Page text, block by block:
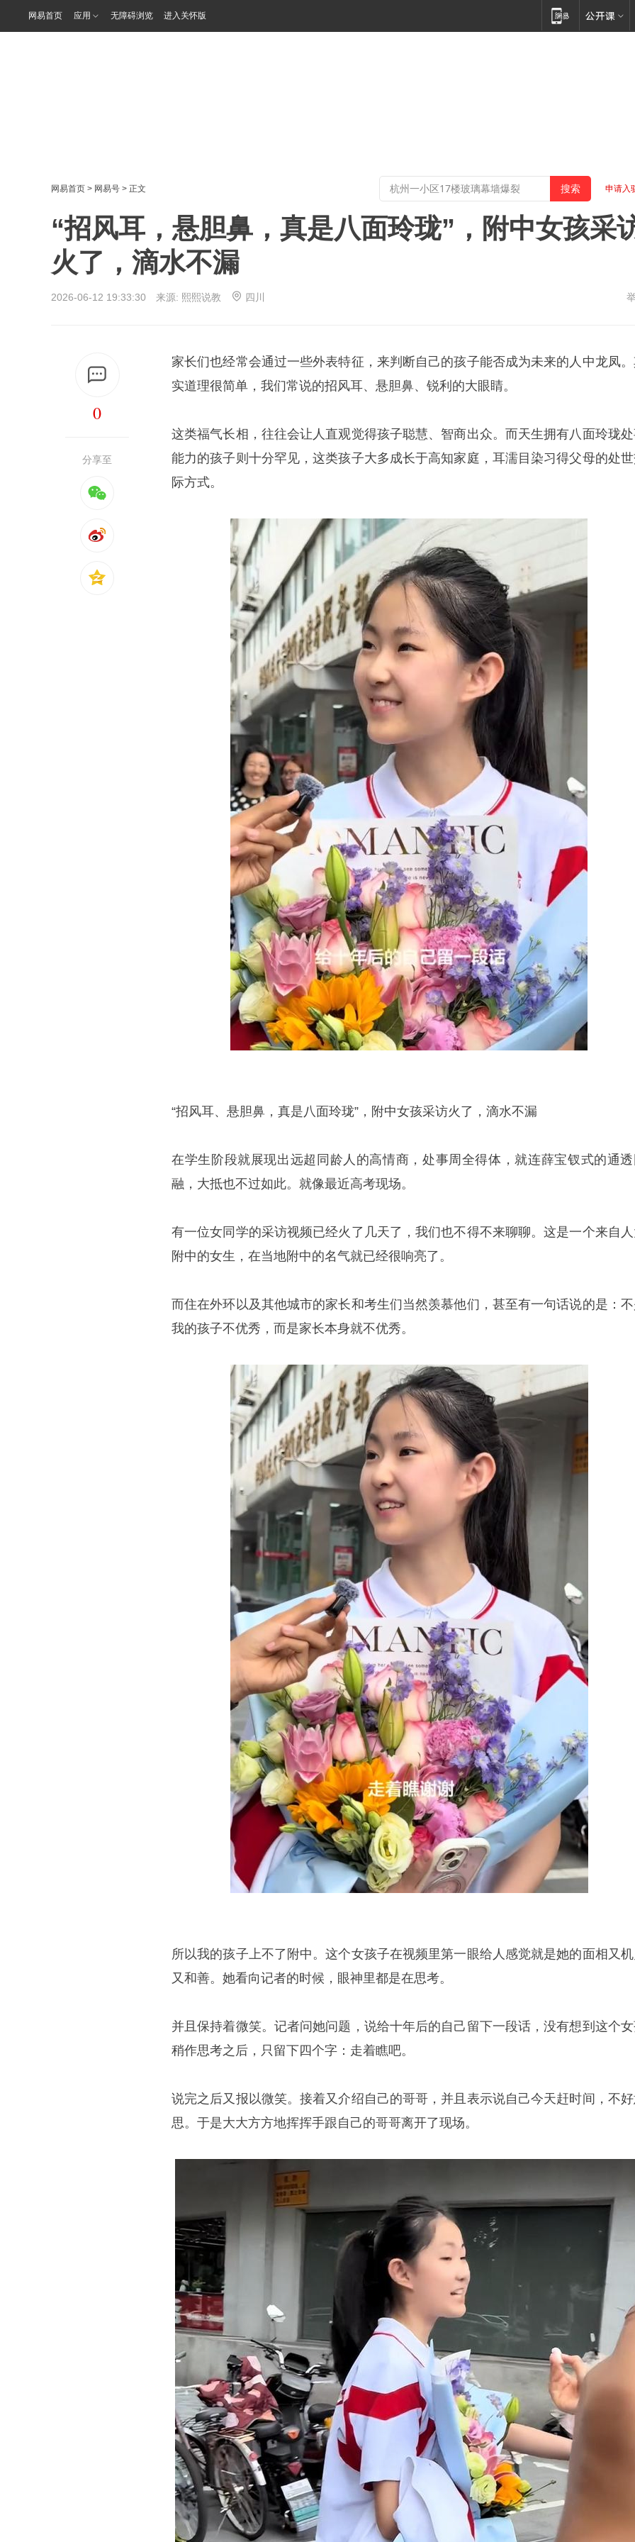
网易首页 应用 无障碍浏览 进入关怀版
网易首页 > 网易号 > 正文 申请入
“招风耳，悬胆鼻，真是八面玲珑”，附中女孩采
火了，滴水不漏
2026-06-12 19:33:30 来源: 熙熙说教 四川
0
分享至
家长们也经常会通过一些外表特征，来判断自己的孩子能否成为未来的人中龙凤
实道理很简单，我们常说的招风耳、悬胆鼻、锐利的大眼睛。
这类福气长相，往往会让人直观觉得孩子聪慧、智商出众。而天生拥有八面玲珑
能力的孩子则十分罕见，这类孩子大多成长于高知家庭，耳濡目染习得父母的处
际方式。
“招风耳、悬胆鼻，真是八面玲珑”，附中女孩采访火了，滴水不漏
在学生阶段就展现出远超同龄人的高情商，处事周全得体，就连薛宝钗式的通
融，大抵也不过如此。就像最近高考现场。
有一位女同学的采访视频已经火了几天了，我们也不得不来聊聊。这是一个来自
附中的女生，在当地附中的名气就已经很响亮了。
而住在外环以及其他城市的家长和考生们当然羡慕他们，甚至有一句话说的是：
我的孩子不优秀，而是家长本身就不优秀。
所以我的孩子上不了附中。这个女孩子在视频里第一眼给人感觉就是她的面相又
又和善。她看向记者的时候，眼神里都是在思考。
并且保持着微笑。记者问她问题，说给十年后的自己留下一段话，没有想到这个
稍作思考之后，只留下四个字：走着瞧吧。
说完之后又报以微笑。接着又介绍自己的哥哥，并且表示说自己今天赶时间，不
思。于是大大方方地挥挥手跟自己的哥哥离开了现场。